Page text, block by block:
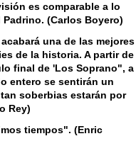
es comparable a lo
(Carlos Boyero)
una de las mejores
de la historia. A partir de
final de 'Los Soprano", a
entero se sentirán un
soberbias estarán por
Rey)
tiempos". (Enric